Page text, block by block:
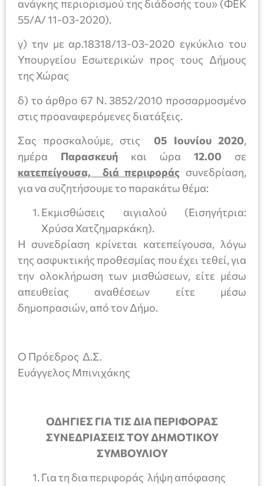
ανάγκης περιορισμού της διάδοσής του» (ΦΕΚ
55/Α/ 11-03-2020).
γ) την με αρ.18318/13-03-2020 εγκύκλιο του
Υπουργείου Εσωτερικών προς τους Δήμους
της Χώρας
δ) το άρθρο 67 Ν. 3852/2010 προσαρμοσμένο
στις προαναφερόμενες διατάξεις.
Σας προσκαλούμε, στις
05 Ιουνίου 2020,
ημέρα Παρασκευή και ώρα 12.00 σε
κατεπείγουσα, διά περιφοράς συνεδρίαση,
για να συζητήσουμε το παρακάτω θέμα:
Εκμισθώσεις αιγιαλού (Εισηγήτρια:
Χρύσα Χατζημαρκάκη).
Η συνεδρίαση κρίνεται κατεπείγουσα, λόγω
της ασφυκτικής προθεσμίας που έχει τεθεί, για
την ολοκλήρωση των μισθώσεων, είτε μέσω
απευθείας αναθέσεων είτε μέσω
δημοπρασιών, από τον Δήμο.
Ο Πρόεδρος Δ.Σ.
Ευάγγελος Μπινιχάκης
ΟΔΗΓΙΕΣ ΓΙΑ ΤΙΣ ΔΙΑ ΠΕΡΙΦΟΡΑΣ
ΣΥΝΕΔΡΙΑΣΕΙΣ ΤΟΥ ΔΗΜΟΤΙΚΟΥ
ΣΥΜΒΟΥΛΙΟΥ
Για τη δια περιφοράς λήψη απόφασης